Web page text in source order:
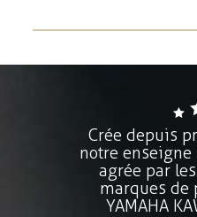
Crée depuis
notre
agrée par
marques de
YAMAHA